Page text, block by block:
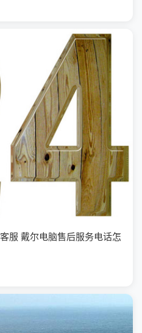
服 戴尔电脑售后服务电话怎